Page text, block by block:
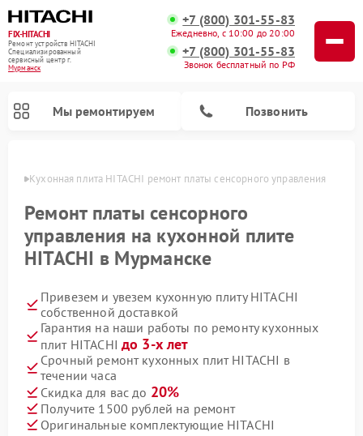
FIX-HITACHI
Ремонт устройств HITACHI
Специализированный
cервисный центр г.
Мурманск
+7 (800) 301-55-83
Ежедневно, с 10:00 до 20:00
+7 (800) 301-55-83
Звонок бесплатный по РФ
Мы ремонтируем Позвонить
Кухонная плита HITACHI ремонт платы сенсорного управления
Ремонт платы сенсорного
управления на кухонной плите
HITACHI в Мурманске
Привезем и увезем кухонную плиту HITACHI
собственной доставкой
Гарантия на наши работы по ремонту кухонных
плит HITACHI до 3-х лет
Срочный ремонт кухонных плит HITACHI в
течении часа
Скидка для вас до 20%
Получите 1500 рублей на ремонт
Оригинальные комплектующие HITACHI